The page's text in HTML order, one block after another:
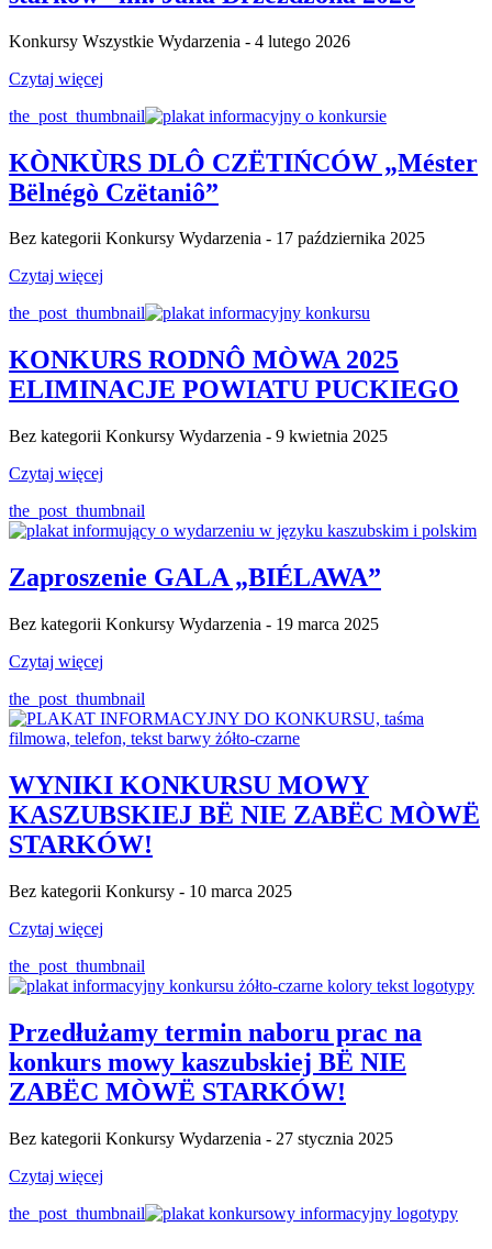
Konkursy Wszystkie Wydarzenia - 4 lutego 2026
Czytaj więcej
the_post_thumbnail
KÒNKÙRS DLÔ CZËTIŃCÓW „Méster
Bëlnégò Czëtaniô”
Bez kategorii Konkursy Wydarzenia - 17 października 2025
Czytaj więcej
the_post_thumbnail
KONKURS RODNÔ MÒWA 2025
ELIMINACJE POWIATU PUCKIEGO
Bez kategorii Konkursy Wydarzenia - 9 kwietnia 2025
Czytaj więcej
the_post_thumbnail
Zaproszenie GALA „BIÉLAWA”
Bez kategorii Konkursy Wydarzenia - 19 marca 2025
Czytaj więcej
the_post_thumbnail
WYNIKI KONKURSU MOWY
KASZUBSKIEJ BË NIE ZABËC MÒWË
STARKÓW!
Bez kategorii Konkursy - 10 marca 2025
Czytaj więcej
the_post_thumbnail
Przedłużamy termin naboru prac na
konkurs mowy kaszubskiej BË NIE
ZABËC MÒWË STARKÓW!
Bez kategorii Konkursy Wydarzenia - 27 stycznia 2025
Czytaj więcej
the_post_thumbnail